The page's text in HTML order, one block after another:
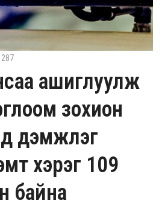
287
ашиглуулж
зохион
дэмжлэг
хэрэг 109
байна